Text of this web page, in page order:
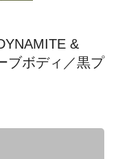
&
ブボディ／黒プ